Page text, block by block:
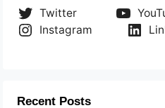
Twitter
Instagram
Recent Posts